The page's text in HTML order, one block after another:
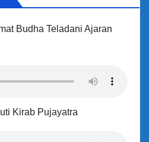
Budha Teladani Ajaran
Kirab Pujayatra